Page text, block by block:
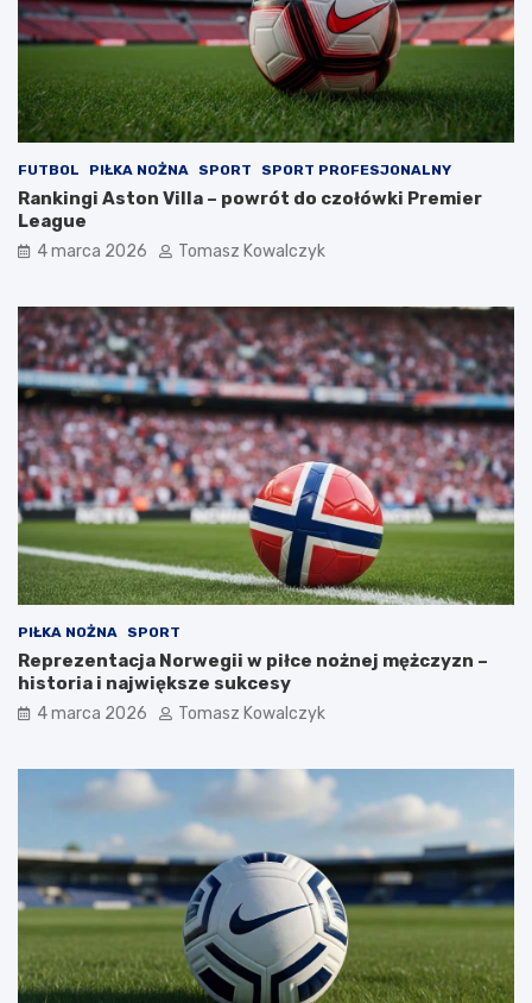
FUTBOL PIŁKA NOŻNA SPORT SPORT PROFESJONALNY
Rankingi Aston Villa – powrót do czołówki Premier
League
4 marca 2026 Tomasz Kowalczyk
PIŁKA NOŻNA SPORT
Reprezentacja Norwegii w piłce nożnej mężczyzn –
historia i największe sukcesy
4 marca 2026 Tomasz Kowalczyk